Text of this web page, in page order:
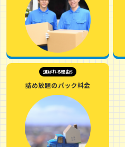
選ばれる理由5
詰め放題のパック料金